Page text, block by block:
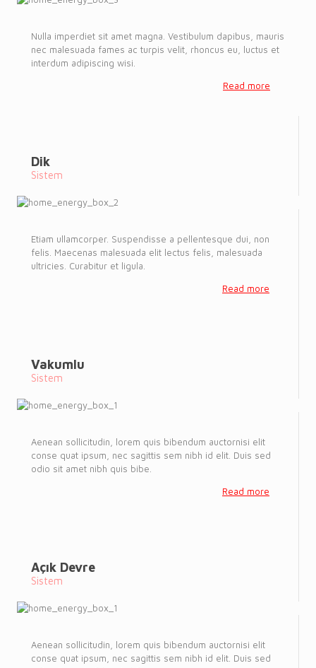
Nulla imperdiet sit amet magna. Vestibulum dapibus, mauris
nec malesuada fames ac turpis velit, rhoncus eu, luctus et
interdum adipiscing wisi.
Read more
Dik
Sistem
Etiam ullamcorper. Suspendisse a pellentesque dui, non
felis. Maecenas malesuada elit lectus felis, malesuada
ultricies. Curabitur et ligula.
Read more
Vakumlu
Sistem
Aenean sollicitudin, lorem quis bibendum auctornisi elit
conse quat ipsum, nec sagittis sem nibh id elit. Duis sed
odio sit amet nibh quis bibe.
Read more
Açık Devre
Sistem
Aenean sollicitudin, lorem quis bibendum auctornisi elit
conse quat ipsum, nec sagittis sem nibh id elit. Duis sed